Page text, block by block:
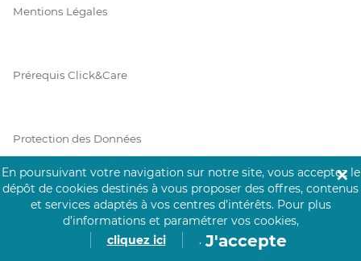
Mentions Légales
Prérequis Click&Care
Protection des Données
Vie Privée
En poursuivant votre navigation sur notre site, vous acceptez le
dépôt de cookies destinés à vous proposer des offres, contenus
et services adaptés à vos centres d’intérêts. Pour plus
d’informations et paramétrer vos cookies,
cliquez ici
. J'accepte
✕